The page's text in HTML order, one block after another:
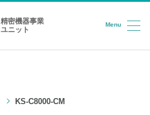
精密機器事業
ユニット
Menu
KS-C8000-CM